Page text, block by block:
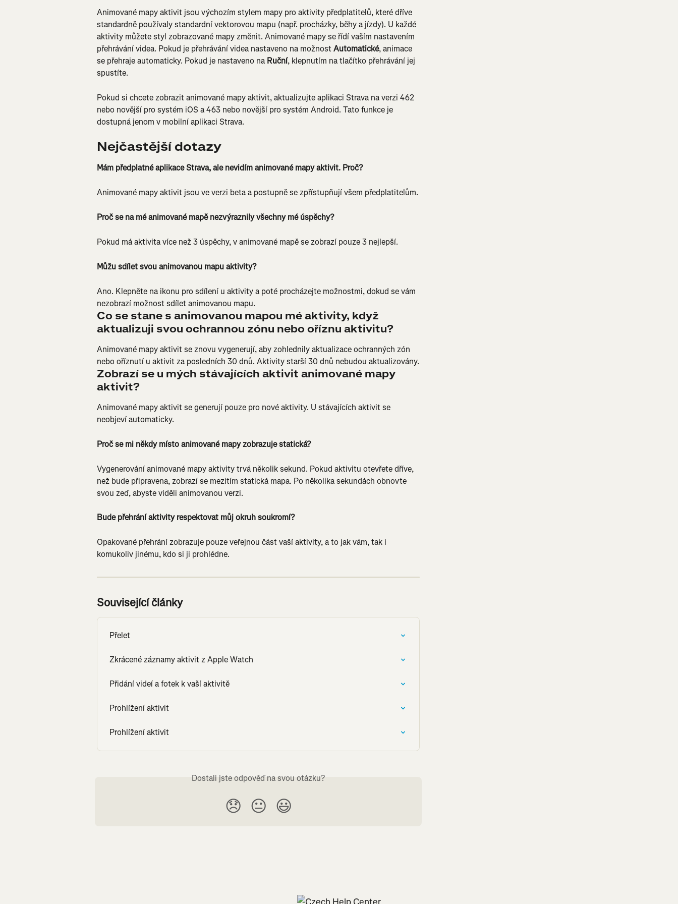
Animované mapy aktivit jsou výchozím stylem mapy pro aktivity předplatitelů, které dříve
standardně používaly standardní vektorovou mapu (např. procházky, běhy a jízdy). U každé
aktivity můžete styl zobrazované mapy změnit. Animované mapy se řídí vaším nastavením
přehrávání videa. Pokud je přehrávání videa nastaveno na možnost Automatické, animace
se přehraje automaticky. Pokud je nastaveno na Ruční, klepnutím na tlačítko přehrávání jej
spustíte.
Pokud si chcete zobrazit animované mapy aktivit, aktualizujte aplikaci Strava na verzi 462
nebo novější pro systém iOS a 463 nebo novější pro systém Android. Tato funkce je
dostupná jenom v mobilní aplikaci Strava.
Nejčastější dotazy
Mám předplatné aplikace Strava, ale nevidím animované mapy aktivit. Proč?
Animované mapy aktivit jsou ve verzi beta a postupně se zpřístupňují všem předplatitelům.
Proč se na mé animované mapě nezvýraznily všechny mé úspěchy?
Pokud má aktivita více než 3 úspěchy, v animované mapě se zobrazí pouze 3 nejlepší.
Můžu sdílet svou animovanou mapu aktivity?
Ano. Klepněte na ikonu pro sdílení u aktivity a poté procházejte možnostmi, dokud se vám
nezobrazí možnost sdílet animovanou mapu.
Co se stane s animovanou mapou mé aktivity, když
aktualizuji svou ochrannou zónu nebo oříznu aktivitu?
Animované mapy aktivit se znovu vygenerují, aby zohlednily aktualizace ochranných zón
nebo oříznutí u aktivit za posledních 30 dnů. Aktivity starší 30 dnů nebudou aktualizovány.
Zobrazí se u mých stávajících aktivit animované mapy
aktivit?
Animované mapy aktivit se generují pouze pro nové aktivity. U stávajících aktivit se
neobjeví automaticky.
Proč se mi někdy místo animované mapy zobrazuje statická?
Vygenerování animované mapy aktivity trvá několik sekund. Pokud aktivitu otevřete dříve,
než bude připravena, zobrazí se mezitím statická mapa. Po několika sekundách obnovte
svou zeď, abyste viděli animovanou verzi.
Bude přehrání aktivity respektovat můj okruh soukromí?
Opakované přehrání zobrazuje pouze veřejnou část vaší aktivity, a to jak vám, tak i
komukoliv jinému, kdo si ji prohlédne.
Související články
Přelet
Zkrácené záznamy aktivit z Apple Watch
Přidání videí a fotek k vaší aktivitě
Prohlížení aktivit
Prohlížení aktivit
Dostali jste odpověď na svou otázku?
😞 😐 😃